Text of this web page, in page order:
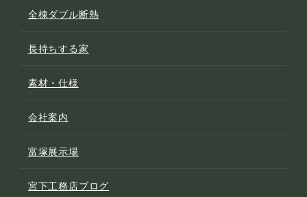
全棟ダブル断熱
長持ちする家
素材・仕様
会社案内
富塚展示場
宮下工務店ブログ